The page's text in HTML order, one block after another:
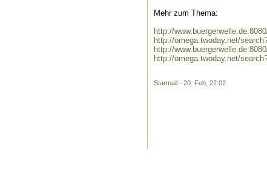
Mehr zum Thema:
http://
http://omega.twoday.net/
http://
http://omega.twoday.net/
Starmail - 20. Feb, 22:02